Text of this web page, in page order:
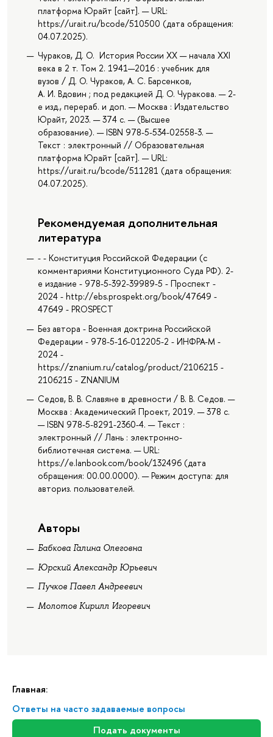
Главная:
Ответы на часто задаваемые вопросы
Подать документы
платформа Юрайт [сайт]. — URL:
https://urait.ru/bcode/510500 (дата обращения:
04.07.2025).
Чураков, Д. О. История России XX — начала XXI
века в 2 т. Том 2. 1941—2016 : учебник для
вузов / Д. О. Чураков, А. С. Барсенков,
А. И. Вдовин ; под редакцией Д. О. Чуракова. — 2-
е изд., перераб. и доп. — Москва : Издательство
Юрайт, 2023. — 374 с. — (Высшее
образование). — ISBN 978-5-534-02558-3. —
Текст : электронный // Образовательная
платформа Юрайт [сайт]. — URL:
https://urait.ru/bcode/511281 (дата обращения:
04.07.2025).
Рекомендуемая дополнительная
литература
- - Конституция Российской Федерации (c
комментариями Конституционного Суда РФ). 2-
е издание - 978-5-392-39989-5 - Проспект -
2024 - http://ebs.prospekt.org/book/47649 -
47649 - PROSPECT
Без автора - Военная доктрина Российской
Федерации - 978-5-16-012205-2 - ИНФРА-М -
2024 -
https://znanium.ru/catalog/product/2106215 -
2106215 - ZNANIUM
Седов, В. В. Славяне в древности / В. В. Седов. —
Москва : Академический Проект, 2019. — 378 с.
— ISBN 978-5-8291-2360-4. — Текст :
электронный // Лань : электронно-
библиотечная система. — URL:
https://e.lanbook.com/book/132496 (дата
обращения: 00.00.0000). — Режим доступа: для
авториз. пользователей.
Авторы
Бабкова Галина Олеговна
Юрский Александр Юрьевич
Пучков Павел Андреевич
Молотов Кирилл Игоревич